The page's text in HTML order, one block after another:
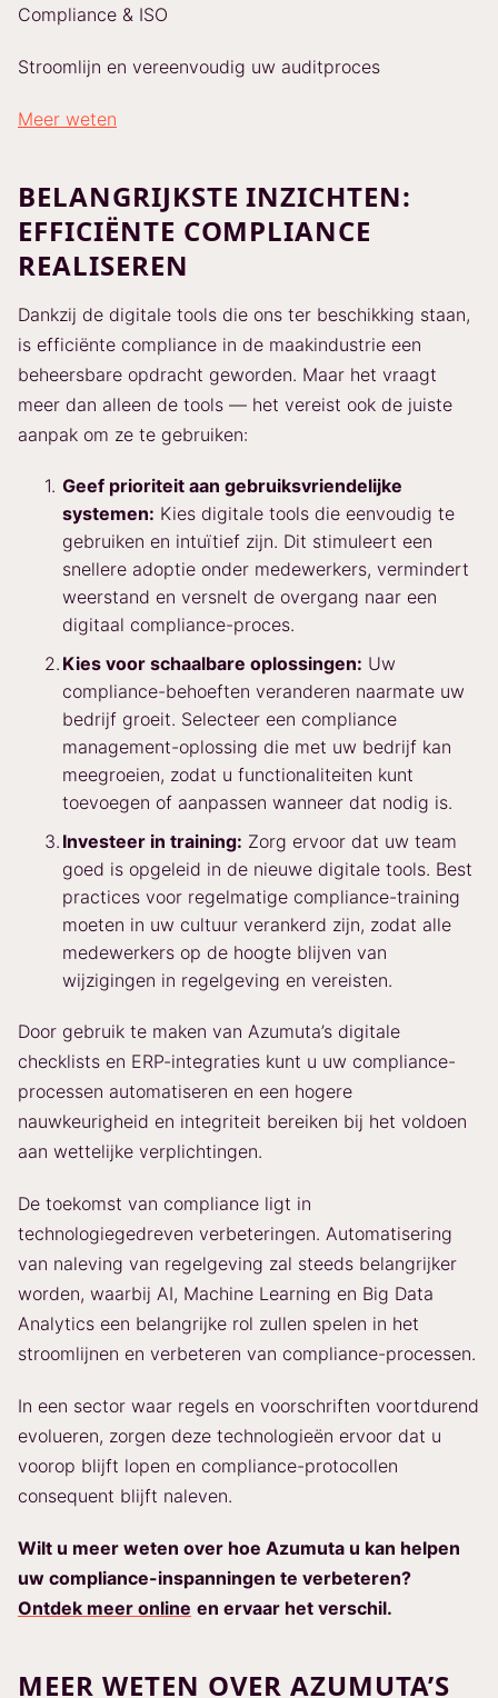
Compliance & ISO
Stroomlijn en vereenvoudig uw auditproces
Meer weten
BELANGRIJKSTE INZICHTEN:
EFFICIËNTE COMPLIANCE
REALISEREN
Dankzij de digitale tools die ons ter beschikking staan,
is efficiënte compliance in de maakindustrie een
beheersbare opdracht geworden. Maar het vraagt
meer dan alleen de tools — het vereist ook de juiste
aanpak om ze te gebruiken:
Geef prioriteit aan gebruiksvriendelijke
systemen: Kies digitale tools die eenvoudig te
gebruiken en intuïtief zijn. Dit stimuleert een
snellere adoptie onder medewerkers, vermindert
weerstand en versnelt de overgang naar een
digitaal compliance-proces.
Kies voor schaalbare oplossingen: Uw
compliance-behoeften veranderen naarmate uw
bedrijf groeit. Selecteer een compliance
management-oplossing die met uw bedrijf kan
meegroeien, zodat u functionaliteiten kunt
toevoegen of aanpassen wanneer dat nodig is.
Investeer in training: Zorg ervoor dat uw team
goed is opgeleid in de nieuwe digitale tools. Best
practices voor regelmatige compliance-training
moeten in uw cultuur verankerd zijn, zodat alle
medewerkers op de hoogte blijven van
wijzigingen in regelgeving en vereisten.
Door gebruik te maken van Azumuta’s digitale
checklists en ERP-integraties kunt u uw compliance-
processen automatiseren en een hogere
nauwkeurigheid en integriteit bereiken bij het voldoen
aan wettelijke verplichtingen.
De toekomst van compliance ligt in
technologiegedreven verbeteringen. Automatisering
van naleving van regelgeving zal steeds belangrijker
worden, waarbij AI, Machine Learning en Big Data
Analytics een belangrijke rol zullen spelen in het
stroomlijnen en verbeteren van compliance-processen.
In een sector waar regels en voorschriften voortdurend
evolueren, zorgen deze technologieën ervoor dat u
voorop blijft lopen en compliance-protocollen
consequent blijft naleven.
Wilt u meer weten over hoe Azumuta u kan helpen
uw compliance-inspanningen te verbeteren?
Ontdek meer online en ervaar het verschil.
MEER WETEN OVER AZUMUTA’S